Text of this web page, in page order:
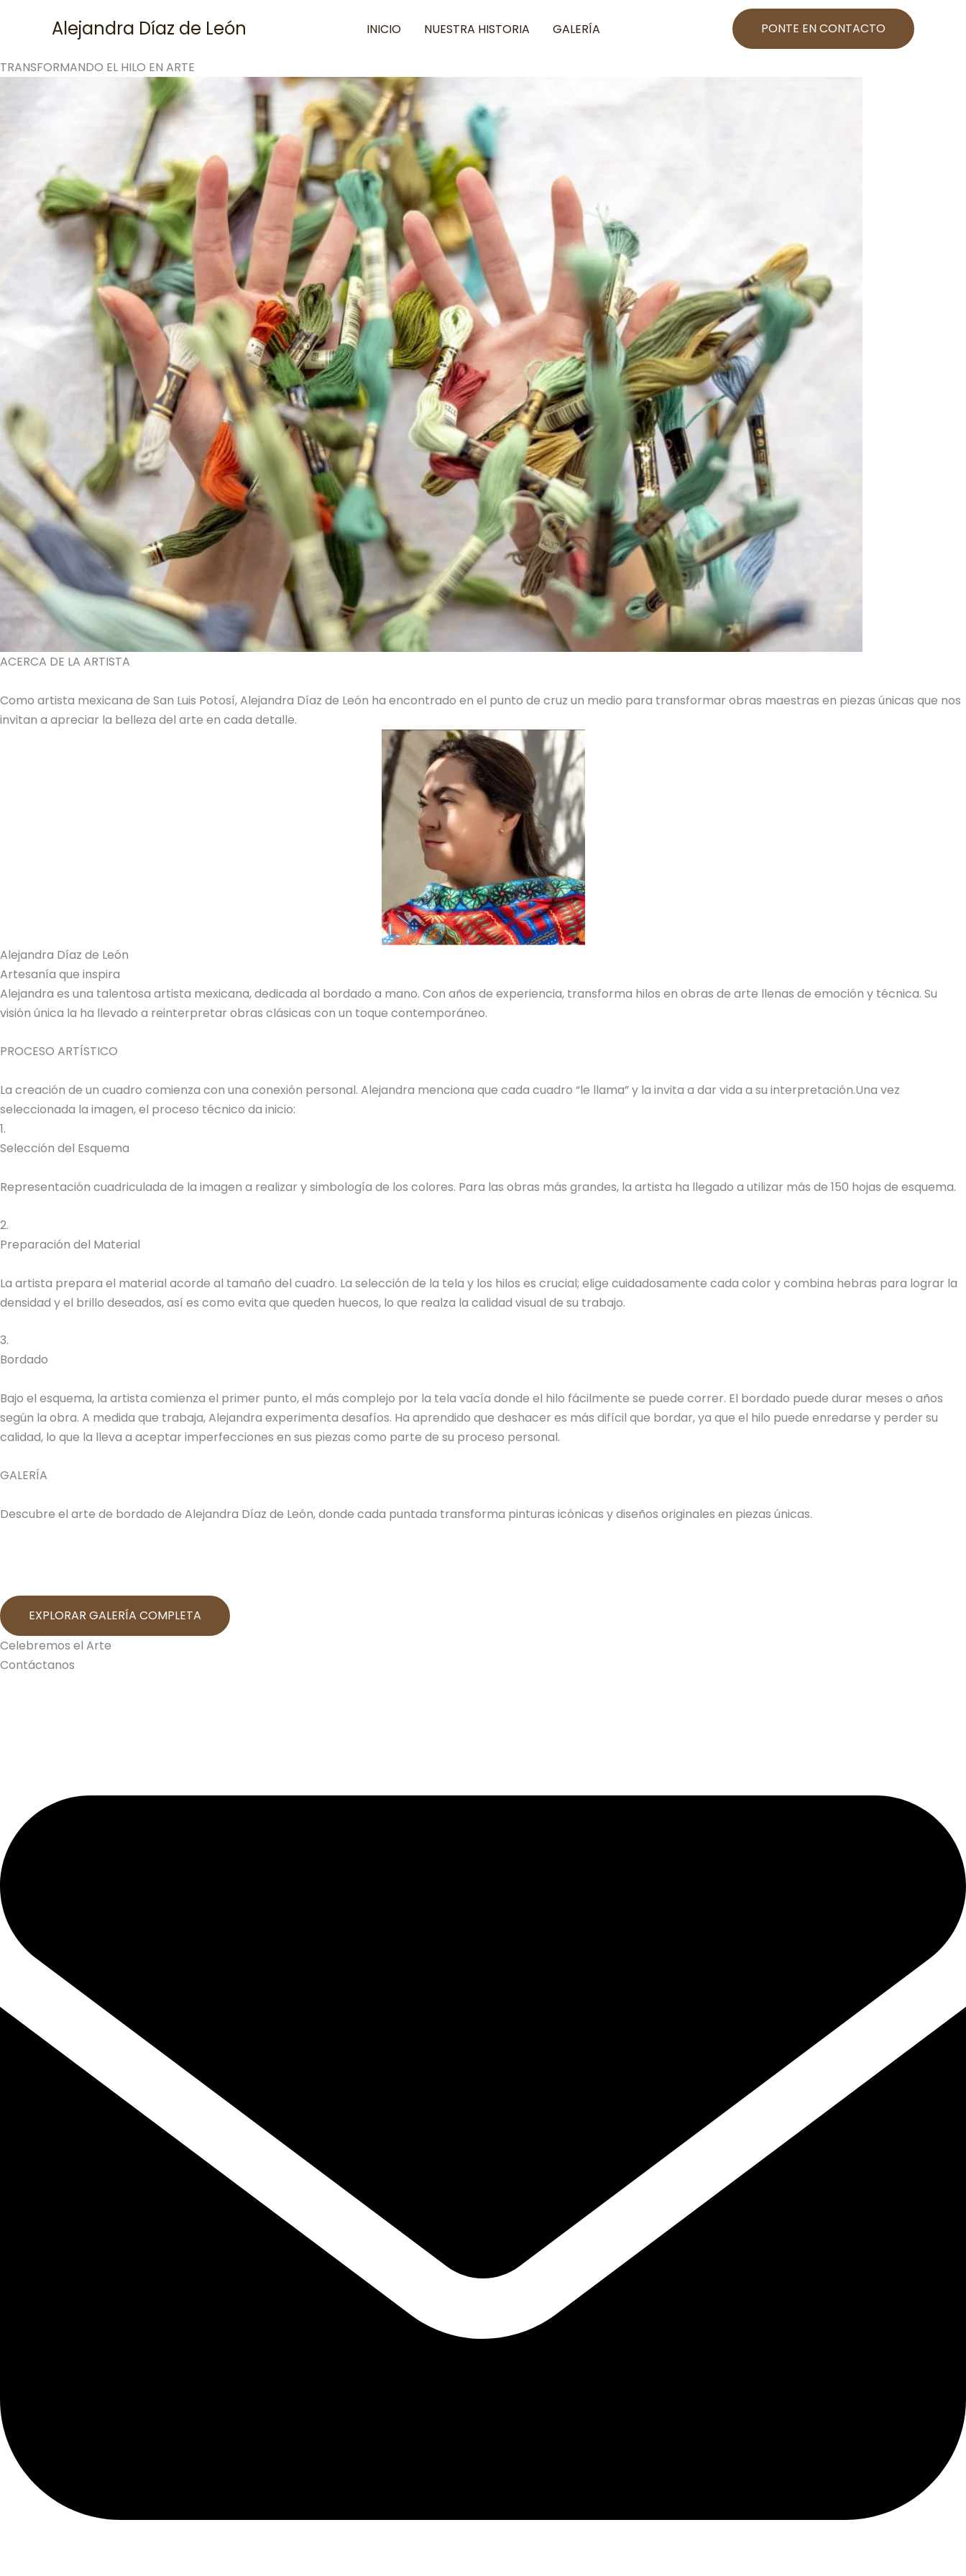
Alejandra Díaz de León INICIO NUESTRA HISTORIA GALERÍA PONTE EN CONTACTO
TRANSFORMANDO EL HILO EN ARTE
ACERCA DE LA ARTISTA
Como artista mexicana de San Luis Potosí, Alejandra Díaz de León ha encontrado en el punto de cruz un medio para transformar obras maestras en piezas únicas que nos
invitan a apreciar la belleza del arte en cada detalle.
Alejandra Díaz de León
Artesanía que inspira
Alejandra es una talentosa artista mexicana, dedicada al bordado a mano. Con años de experiencia, transforma hilos en obras de arte llenas de emoción y técnica. Su
visión única la ha llevado a reinterpretar obras clásicas con un toque contemporáneo.
PROCESO ARTÍSTICO
La creación de un cuadro comienza con una conexión personal. Alejandra menciona que cada cuadro “le llama” y la invita a dar vida a su interpretación.Una vez
seleccionada la imagen, el proceso técnico da inicio:
1.
Selección del Esquema
Representación cuadriculada de la imagen a realizar y simbología de los colores. Para las obras más grandes, la artista ha llegado a utilizar más de 150 hojas de esquema.
2.
Preparación del Material
La artista prepara el material acorde al tamaño del cuadro. La selección de la tela y los hilos es crucial; elige cuidadosamente cada color y combina hebras para lograr la
densidad y el brillo deseados, así es como evita que queden huecos, lo que realza la calidad visual de su trabajo.
3.
Bordado
Bajo el esquema, la artista comienza el primer punto, el más complejo por la tela vacía donde el hilo fácilmente se puede correr. El bordado puede durar meses o años
según la obra. A medida que trabaja, Alejandra experimenta desafíos. Ha aprendido que deshacer es más difícil que bordar, ya que el hilo puede enredarse y perder su
calidad, lo que la lleva a aceptar imperfecciones en sus piezas como parte de su proceso personal.
GALERÍA
Descubre el arte de bordado de Alejandra Díaz de León, donde cada puntada transforma pinturas icónicas y diseños originales en piezas únicas.
EXPLORAR GALERÍA COMPLETA
Celebremos el Arte
Contáctanos